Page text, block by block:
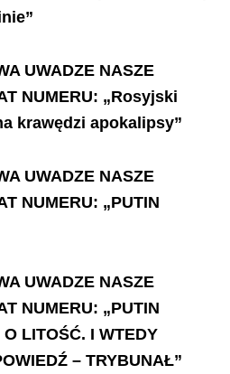
UWADZE NASZE
NUMERU: „Rosyjski
krawędzi apokalipsy”
UWADZE NASZE
NUMERU: „PUTIN
UWADZE NASZE
NUMERU: „PUTIN
LITOŚĆ. I WTEDY
– TRYBUNAŁ”